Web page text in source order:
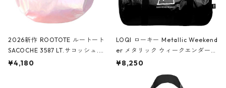
2026新作 ROOTOTE ルートート
SACOCHE 3587 LT.サコッシュ.ル
ミエ-B ショルダーバッグ グロスピ
¥4,180
LOQI ローキー Metallic Weekend
er メタリック ウィークエンダー
ボストンバッグ ショルダーバッグ
Black ジャン=ミッシェル・バスキ
¥8,250